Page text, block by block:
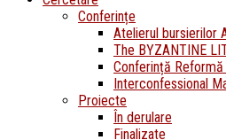
Conferințe
Atelierul bursierilor
The BYZANTINE
Conferință
Interconfessional
Proiecte
În derulare
Finalizate